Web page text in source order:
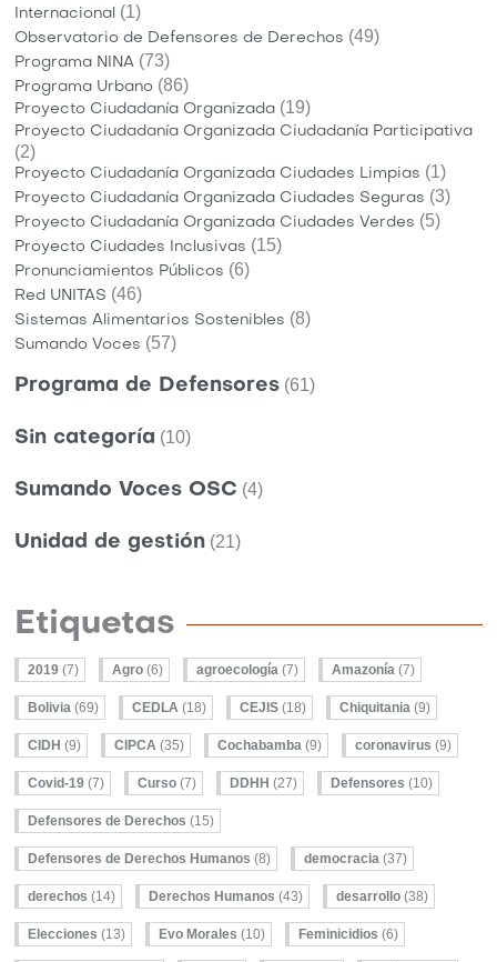
Internacional (1)
Observatorio de Defensores de Derechos (49)
Programa NINA (73)
Programa Urbano (86)
Proyecto Ciudadanía Organizada (19)
Proyecto Ciudadanía Organizada Ciudadanía Participativa
(2)
Proyecto Ciudadanía Organizada Ciudades Limpias (1)
Proyecto Ciudadanía Organizada Ciudades Seguras (3)
Proyecto Ciudadanía Organizada Ciudades Verdes (5)
Proyecto Ciudades Inclusivas (15)
Pronunciamientos Públicos (6)
Red UNITAS (46)
Sistemas Alimentarios Sostenibles (8)
Sumando Voces (57)
Programa de Defensores (61)
Sin categoría (10)
Sumando Voces OSC (4)
Unidad de gestión (21)
Etiquetas
2019 (7) Agro (6) agroecología (7) Amazonía (7)
Bolivia (69) CEDLA (18) CEJIS (18) Chiquitania (9)
CIDH (9) CIPCA (35) Cochabamba (9) coronavirus (9)
Covid-19 (7) Curso (7) DDHH (27) Defensores (10)
Defensores de Derechos (15)
Defensores de Derechos Humanos (8) democracia (37)
derechos (14) Derechos Humanos (43) desarrollo (38)
Elecciones (13) Evo Morales (10) Feminicidios (6)